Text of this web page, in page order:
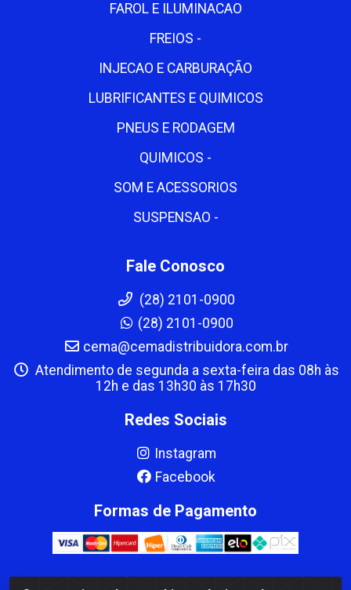
FAROL E ILUMINACAO
FREIOS -
INJECAO E CARBURAÇÃO
LUBRIFICANTES E QUIMICOS
PNEUS E RODAGEM
QUIMICOS -
SOM E ACESSORIOS
SUSPENSAO -
Fale Conosco
(28) 2101-0900
(28) 2101-0900
cema@cemadistribuidora.com.br
Atendimento de segunda a sexta-feira das 08h às
12h e das 13h30 às 17h30
Redes Sociais
Instagram
Facebook
Formas de Pagamento